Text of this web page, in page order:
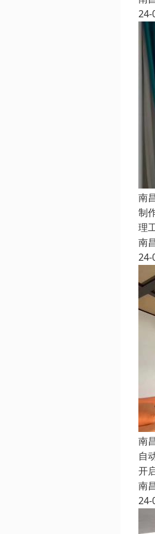
24-
南
制
理
南
24-
南
自
开
南
24-